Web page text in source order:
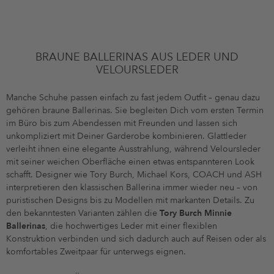
BRAUNE BALLERINAS AUS LEDER UND
VELOURSLEDER
Manche Schuhe passen einfach zu fast jedem Outfit – genau dazu
gehören braune Ballerinas. Sie begleiten Dich vom ersten Termin
im Büro bis zum Abendessen mit Freunden und lassen sich
unkompliziert mit Deiner Garderobe kombinieren. Glattleder
verleiht ihnen eine elegante Ausstrahlung, während Veloursleder
mit seiner weichen Oberfläche einen etwas entspannteren Look
schafft. Designer wie Tory Burch, Michael Kors, COACH und ASH
interpretieren den klassischen Ballerina immer wieder neu – von
puristischen Designs bis zu Modellen mit markanten Details. Zu
den bekanntesten Varianten zählen die Tory Burch Minnie
Ballerinas, die hochwertiges Leder mit einer flexiblen
Konstruktion verbinden und sich dadurch auch auf Reisen oder als
komfortables Zweitpaar für unterwegs eignen.